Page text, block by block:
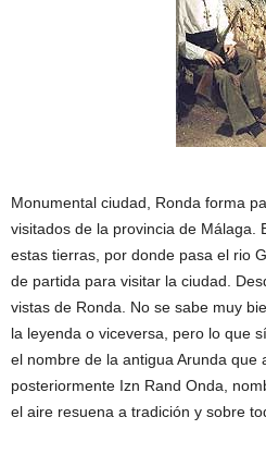
Monumental ciudad, Ronda forma
visitados de la provincia de Málaga.
estas tierras, por donde pasa el rio
de partida para visitar la ciudad.
vistas de Ronda. No se sabe muy
la leyenda o viceversa, pero lo que
el nombre de la antigua Arunda que
posteriormente Izn Rand Onda,
el aire resuena a tradición y sobre